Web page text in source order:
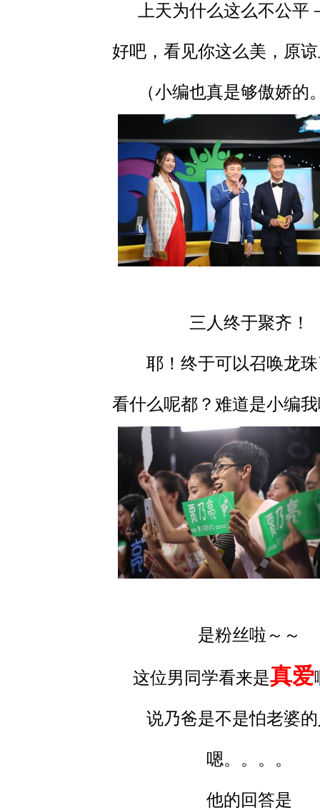
上天为什么这么不公平
好吧，看见你这么美，原谅
（小编也真是够傲娇的
三人终于聚齐！
耶！终于可以召唤龙珠
看什么呢都？难道是小编我
是粉丝啦～～
这位男同学看来是真爱
说乃爸是不是怕老婆的
嗯。。。。
他的回答是